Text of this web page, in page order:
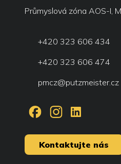
Průmyslová zóna AOS-I,
+420 323 606 434
+420 323 606 474
pmcz@putzmeister.cz
Kontaktujte nás